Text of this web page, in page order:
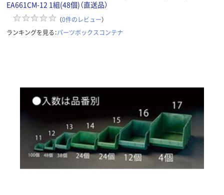
EA661CM-12 1組(48個)（直送品）
（0件のレビュー）
ランキングを見る：パーツボックスコンテナ